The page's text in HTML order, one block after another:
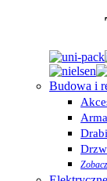
Budowa i